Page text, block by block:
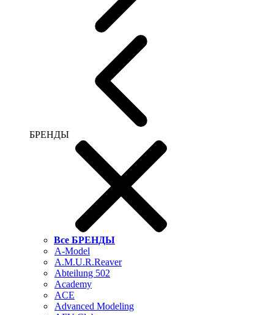
БРЕНДЫ
Все БРЕНДЫ
A-Model
A.M.U.R.Reaver
Abteilung 502
Academy
ACE
Advanced Modeling